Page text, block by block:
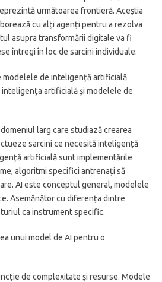
următoarea frontieră. Aceștia
cu alți agenți pentru a rezolva
asupra transformării digitale va fi
întregi în loc de sarcini individuale.
de inteligență artificială
artificială și modelele de
larg care studiază crearea
sarcini ce necesită inteligență
artificială sunt implementările
algoritmi specifici antrenați să
AI este conceptul general, modelele
Asemănător cu diferența dintre
ca instrument specific.
unui model de AI pentru o
de complexitate și resurse. Modele